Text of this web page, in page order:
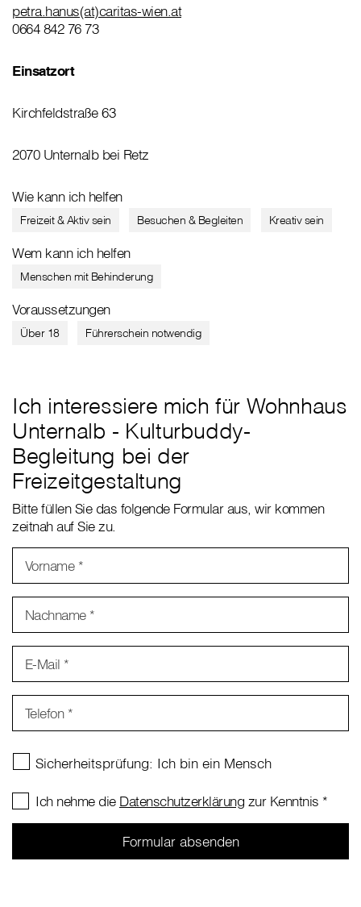
petra.hanus(at)caritas-wien.at
0664 842 76 73
Einsatzort
Kirchfeldstraße 63
2070 Unternalb bei Retz
Wie kann ich helfen
Freizeit & Aktiv sein Besuchen & Begleiten Kreativ sein
Wem kann ich helfen
Menschen mit Behinderung
Voraussetzungen
Über 18 Führerschein notwendig
Ich interessiere mich für Wohnhaus
Unternalb - Kulturbuddy-
Begleitung bei der
Freizeitgestaltung
Bitte füllen Sie das folgende Formular aus, wir kommen
zeitnah auf Sie zu.
Vorname *
Nachname *
E-Mail *
Telefon *
Ich nehme die Datenschutzerklärung zur Kenntnis *